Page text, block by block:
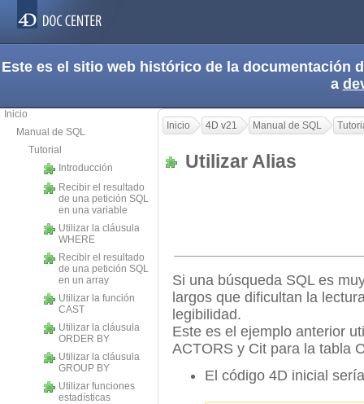
Este es el sitio web histórico de la documentación
a
Inicio
Manual de SQL
Tutorial
Introducción
Recibir el resultado
de una petición SQL
en una variable
Utilizar la cláusula
WHERE
Recibir el resultado
de una petición SQL
en un array
Utilizar la función
CAST
Utilizar la cláusula
ORDER BY
Utilizar la cláusula
GROUP BY
Utilizar funciones
estadísticas
Inicio 4D v21 Manual de SQL
Utilizar Alias
Si una búsqueda SQL es
largos que dificultan la
legibilidad.
Este es el ejemplo anterior
ACTORS y Cit para la tabla
El código 4D inicial